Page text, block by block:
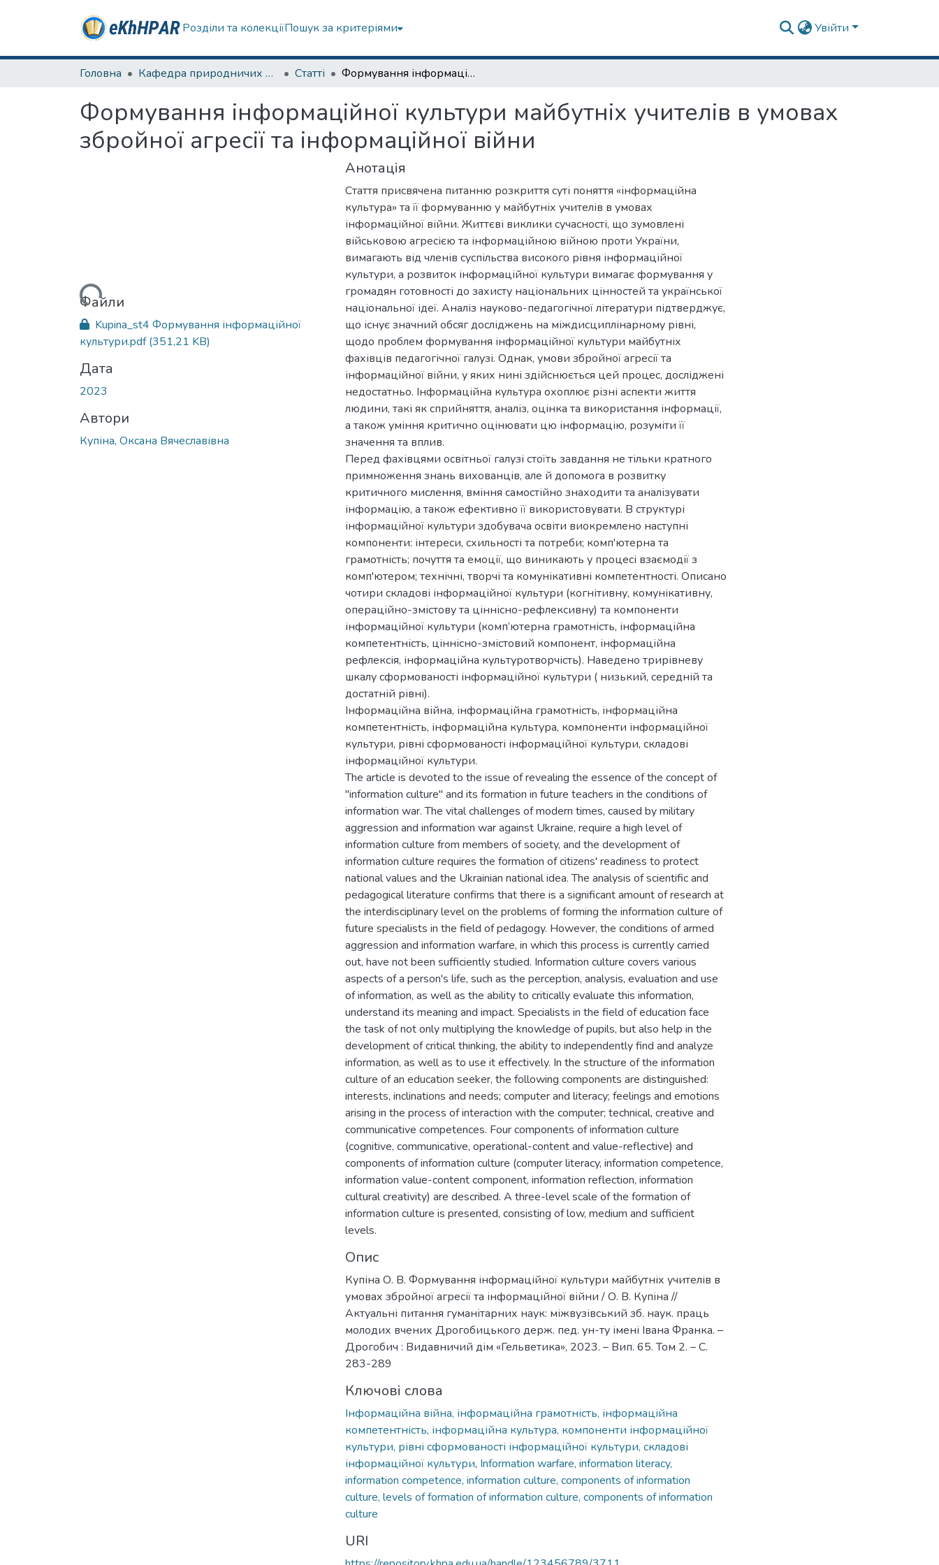
Розділи та колекціїПошук за критеріями Увійти
Головна Кафедра природничих наук та здоров'язбереження Статті Формування інформаційної культури майбутніх учителів в умовах збройної агресії та інформаційної війни
Формування інформаційної культури майбутніх учителів в умовах
збройної агресії та інформаційної війни
Вантажиться...
Файли
Kupina_st4 Формування інформаційної
культури.pdf(351,21 KB)
Дата
2023
Автори
Купіна, Оксана Вячеславівна
Анотація
Стаття присвячена питанню розкриття суті поняття «інформаційна
культура» та її формуванню у майбутніх учителів в умовах
інформаційної війни. Життєві виклики сучасності, що зумовлені
військовою агресією та інформаційною війною проти України,
вимагають від членів суспільства високого рівня інформаційної
культури, а розвиток інформаційної культури вимагає формування у
громадян готовності до захисту національних цінностей та української
національної ідеї. Аналіз науково-педагогічної літератури підтверджує,
що існує значний обсяг досліджень на міждисциплінарному рівні,
щодо проблем формування інформаційної культури майбутніх
фахівців педагогічної галузі. Однак, умови збройної агресії та
інформаційної війни, у яких нині здійснюється цей процес, досліджені
недостатньо. Інформаційна культура охоплює різні аспекти життя
людини, такі як сприйняття, аналіз, оцінка та використання інформації,
а також уміння критично оцінювати цю інформацію, розуміти її
значення та вплив.
Перед фахівцями освітньої галузі стоїть завдання не тільки кратного
примноження знань вихованців, але й допомога в розвитку
критичного мислення, вміння самостійно знаходити та аналізувати
інформацію, а також ефективно її використовувати. В структурі
інформаційної культури здобувача освіти виокремлено наступні
компоненти: інтереси, схильності та потреби; комп'ютерна та
грамотність; почуття та емоції, що виникають у процесі взаємодії з
комп'ютером; технічні, творчі та комунікативні компетентності. Описано
чотири складові інформаційної культури (когнітивну, комунікативну,
операційно-змістову та ціннісно-рефлексивну) та компоненти
інформаційної культури (комп’ютерна грамотність, інформаційна
компетентність, ціннісно-змістовий компонент, інформаційна
рефлексія, інформаційна культуротворчість). Наведено трирівневу
шкалу сформованості інформаційної культури ( низький, середній та
достатній рівні).
Інформаційна війна, інформаційна грамотність, інформаційна
компетентність, інформаційна культура, компоненти інформаційної
культури, рівні сформованості інформаційної культури, складові
інформаційної культури.
The article is devoted to the issue of revealing the essence of the concept of
"information culture" and its formation in future teachers in the conditions of
information war. The vital challenges of modern times, caused by military
aggression and information war against Ukraine, require a high level of
information culture from members of society, and the development of
information culture requires the formation of citizens' readiness to protect
national values and the Ukrainian national idea. The analysis of scientific and
pedagogical literature confirms that there is a significant amount of research at
the interdisciplinary level on the problems of forming the information culture of
future specialists in the field of pedagogy. However, the conditions of armed
aggression and information warfare, in which this process is currently carried
out, have not been sufficiently studied. Information culture covers various
aspects of a person's life, such as the perception, analysis, evaluation and use
of information, as well as the ability to critically evaluate this information,
understand its meaning and impact. Specialists in the field of education face
the task of not only multiplying the knowledge of pupils, but also help in the
development of critical thinking, the ability to independently find and analyze
information, as well as to use it effectively. In the structure of the information
culture of an education seeker, the following components are distinguished:
interests, inclinations and needs; computer and literacy; feelings and emotions
arising in the process of interaction with the computer; technical, creative and
communicative competences. Four components of information culture
(cognitive, communicative, operational-content and value-reflective) and
components of information culture (computer literacy, information competence,
information value-content component, information reflection, information
cultural creativity) are described. A three-level scale of the formation of
information culture is presented, consisting of low, medium and sufficient
levels.
Опис
Купіна О. В. Формування інформаційної культури майбутніх учителів в
умовах збройної агресії та інформаційної війни / О. В. Купіна //
Актуальні питання гуманітарних наук: міжвузівський зб. наук. праць
молодих вчених Дрогобицького держ. пед. ун-ту імені Івана Франка. –
Дрогобич : Видавничий дім «Гельветика», 2023. – Вип. 65. Том 2. – С.
283-289
Ключові слова
Інформаційна війна, інформаційна грамотність, інформаційна
компетентність, інформаційна культура, компоненти інформаційної
культури, рівні сформованості інформаційної культури, складові
інформаційної культури, Information warfare, information literacy,
information competence, information culture, components of information
culture, levels of formation of information culture, components of information
culture
URI